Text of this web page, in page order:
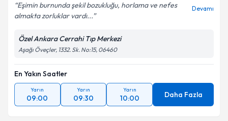
Eşimin burnunda şekil bozukluğu, horlama ve nefes
almakta zorluklar vardı...
Devamı
Özel Ankara Cerrahi Tıp Merkezi
Aşağı Öveçler, 1332. Sk. No:15, 06460
En Yakın Saatler
Yarın
09:00
Yarın
09:30
Yarın
10:00 Daha Fazla